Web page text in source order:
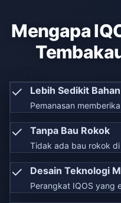
Mengapa
✓ Lebih Sedikit
Pemanasan
✓ Tanpa Bau Rokok
Tidak ada bau rokok
✓ Desain Teknologi
Perangkat IQOS yang